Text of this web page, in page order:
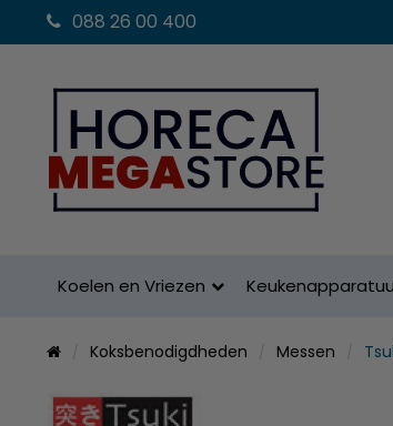
088 26 00 400
Koelen en Vriezen
Koksbenodigdheden Messen